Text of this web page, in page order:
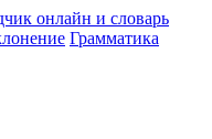
Грамматика